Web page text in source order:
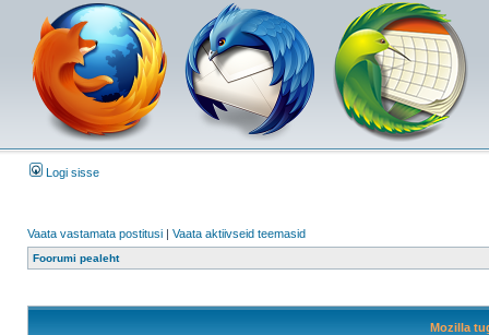
Logi sisse
Vaata vastamata postitusi | Vaata aktiivseid teemasid
Foorumi pealeht
Mozilla